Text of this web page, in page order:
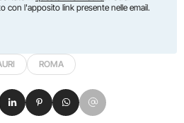
con l'apposito link presente nelle email.
ROMA
Facebook
su Xsu LinkedIn
Condividi su Pinterest
Condividi su WhatsApp
Condividi su Email